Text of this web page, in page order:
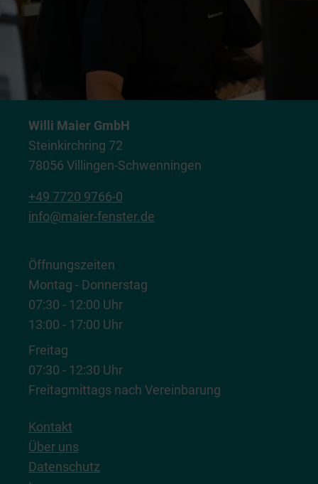
Willi Maier GmbH
Steinkirchring 72
78056 Villingen-Schwenningen
+49 7720 9766-0
info@maier-fenster.de
Öffnungszeiten
Montag - Donnerstag
07:30 - 12:00 Uhr
13:00 - 17:00 Uhr
Freitag
07:30 - 12:30 Uhr
Freitagmittags nach Vereinbarung
Kontakt
Über uns
Datenschutz